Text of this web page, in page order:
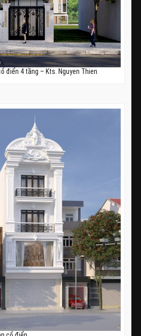
điển 4 tầng – Kts. Nguyen Thien